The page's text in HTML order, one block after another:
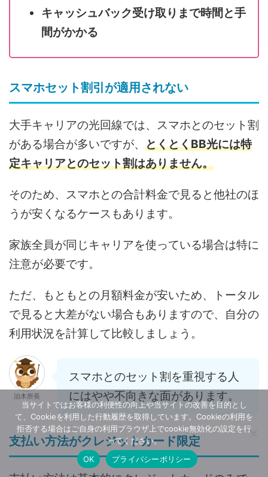
キャッシュバック受け取りまで時間と手
間がかかる
スマホセット割引が適用されない
大手キャリアの光回線では、スマホとのセット割
がある場合が多いですが、 とくとくBB光には特
定キャリアとのセット割はありません。
そのため、スマホとの合計料金で見ると他社のほ
うが安くなるケースもあります。
家族全員が同じキャリアを使っている場合は特に
注意が必要です。
ただ、もともとの月額料金が安いため、トータル
で見ると大差がない場合もありますので、自分の
利用状況を計算して比較しましょう。
泊木所長
スマホとのセット割を重視する人
にはやや不向きな面があります。
支払い方法がクレジットカード限定
当サイトではお客様の利便性の向上や当サイトの改善を目的とし
て、Cookieを利用した行動履歴を取得しています。Cookieの利用を
拒否する場合はご自身の利用ブラウザ上でcookie無効化の設定を行
ってください。
OK
プライバシーポリシー